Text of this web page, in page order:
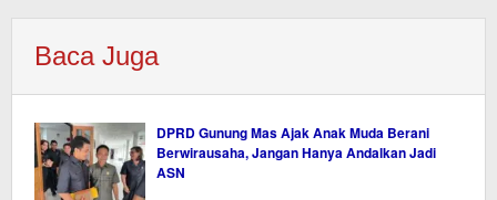
Baca Juga
DPRD Gunung Mas Ajak Anak Muda Berani
Berwirausaha, Jangan Hanya Andalkan Jadi
ASN